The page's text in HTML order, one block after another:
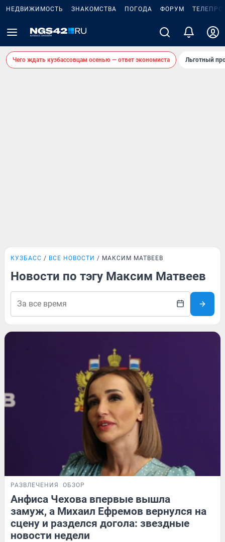
НЕДВИЖИМОСТЬ ЗНАКОМСТВА ПОГОДА ФОРУМ
Чего ждать кузбассовцам осенью — ответ экономиста Льготный
КУЗБАСС ВСЕ НОВОСТИ МАКСИМ МАТВЕЕВ
Новости по тэгу Максим Матвеев
РАЗВЛЕЧЕНИЯ ОБЗОР
Анфиса Чехова впервые вышла
замуж, а Михаил Ефремов вернулся на
сцену и разделся догола: звездные
новости недели